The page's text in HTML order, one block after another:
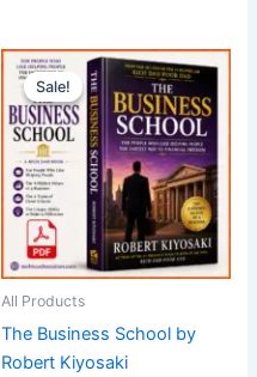
Sale!
Sale!
All Products
The Business School by
Robert Kiyosaki
Original
price
was:
299.00৳ .
Current
price
is:
99.00৳ .